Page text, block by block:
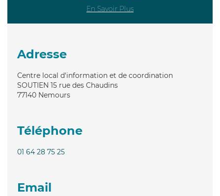
En Savoir Plus
Adresse
Centre local d'information et de coordination
SOUTIEN 15 rue des Chaudins
77140 Nemours
Téléphone
01 64 28 75 25
Email